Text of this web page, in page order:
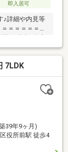
即入居可
詳細や内見等
＝＝＝＝＝＝
戸建です♪◇
♪◆ 室内非常に
＝＝＝＝＝＝
アー開催中
です！ネットだ
7LDK
39年9ヶ月)
役所前駅 徒歩4